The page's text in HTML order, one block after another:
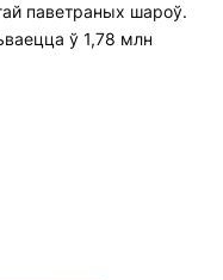
паветраных шароў.
ў 1,78 млн